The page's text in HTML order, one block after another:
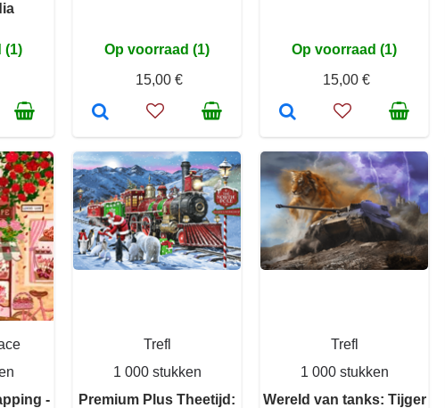
(1)
Op voorraad (1)
15,00 €
Op voorraad (1)
15,00 €
-
Trefl
1 000 stukken
Premium Plus Theetijd:
Trefl
1 000 stukken
Wereld van tanks: Tijger